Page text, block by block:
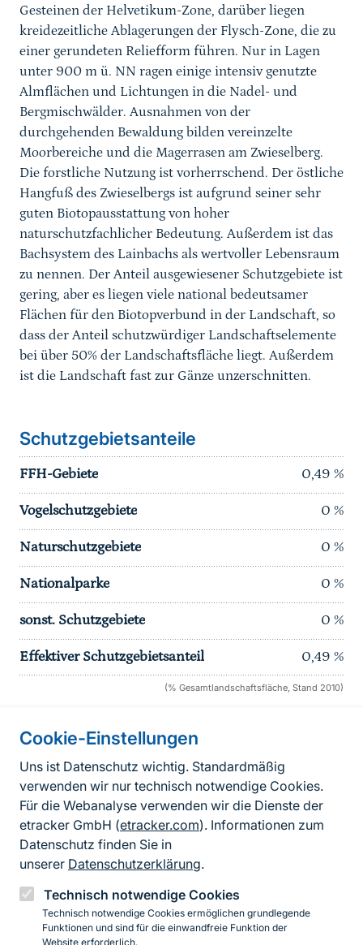
Cookie-Einstellungen
Uns ist Datenschutz wichtig. Standardmäßig
verwenden wir nur technisch notwendige Cookies.
Für die Webanalyse verwenden wir die Dienste der
etracker GmbH (etracker.com). Informationen zum
Datenschutz finden Sie in
unserer Datenschutzerklärung.
Technisch notwendige Cookies
Technisch notwendige Cookies ermöglichen grundlegende
Funktionen und sind für die einwandfreie Funktion der
Website erforderlich.
Gesteinen der Helvetikum-Zone, darüber liegen
kreidezeitliche Ablagerungen der Flysch-Zone, die zu
einer gerundeten Reliefform führen. Nur in Lagen
unter 900 m ü. NN ragen einige intensiv genutzte
Almflächen und Lichtungen in die Nadel- und
Bergmischwälder. Ausnahmen von der
durchgehenden Bewaldung bilden vereinzelte
Moorbereiche und die Magerrasen am Zwieselberg.
Die forstliche Nutzung ist vorherrschend. Der östliche
Hangfuß des Zwieselbergs ist aufgrund seiner sehr
guten Biotopausstattung von hoher
naturschutzfachlicher Bedeutung. Außerdem ist das
Bachsystem des Lainbachs als wertvoller Lebensraum
zu nennen. Der Anteil ausgewiesener Schutzgebiete ist
gering, aber es liegen viele national bedeutsamer
Flächen für den Biotopverbund in der Landschaft, so
dass der Anteil schutzwürdiger Landschaftselemente
bei über 50% der Landschaftsfläche liegt. Außerdem
ist die Landschaft fast zur Gänze unzerschnitten.
Schutzgebietsanteile
FFH-Gebiete 0,49 %
Vogelschutzgebiete 0 %
Naturschutzgebiete 0 %
Nationalparke 0 %
sonst. Schutzgebiete 0 %
Effektiver Schutzgebietsanteil 0,49 %
(% Gesamtlandschaftsfläche, Stand 2010)
Informationen zur Seite
FußzeileKontakt zum BfN
Kontaktformular
Erklärung zur Barrierefreiheit
Impressum
Datenschutz